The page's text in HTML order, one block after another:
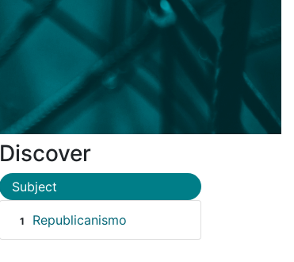
Discover
Subject
1 Republicanismo